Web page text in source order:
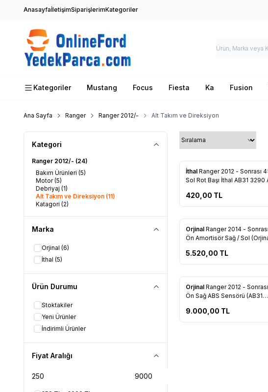
AnasayfaİletişimSiparişlerimKategoriler
Kategoriler Mustang Focus Fiesta Ka Fusion
Ana Sayfa Ranger Ranger 2012/- Alt Takım ve Direksiyon
Kategori
Ranger 2012/- (24)
Bakım Ürünleri (5)
Motor(5)
Debriyaj (1)
Alt Takım ve Direksiyon (11)
Katagori (2)
Marka
Orjinal (6)
İthal (5)
Ürün Durumu
Stoktakiler
Yeni Ürünler
İndirimli Ürünler
Fiyat Aralığı
Yeni
Favorilere Ekle
İthal Ranger 2012 - Sonrası
Sol Rot Başı İthal AB31 3290
420,00 TL
Yeni
Favorilere Ekle
Orjinal Ranger 2014 - Sonrası
Ön Amortisör Sağ / Sol
5.520,00 TL
Favorilere Ekle
Orjinal Ranger 2012 - Sonrası
Ön Sağ ABS Sensörü (AB31
9.000,00 TL